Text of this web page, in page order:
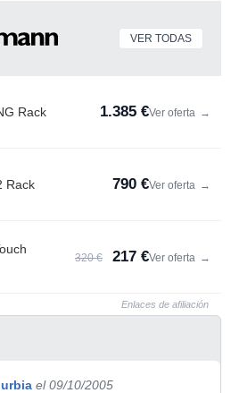
VER TODAS
Rack 1.385 €Ver oferta →
Rack 790 €Ver oferta →
320 € 217 €Ver oferta →
Enlaces de afiliación
el 09/10/2005